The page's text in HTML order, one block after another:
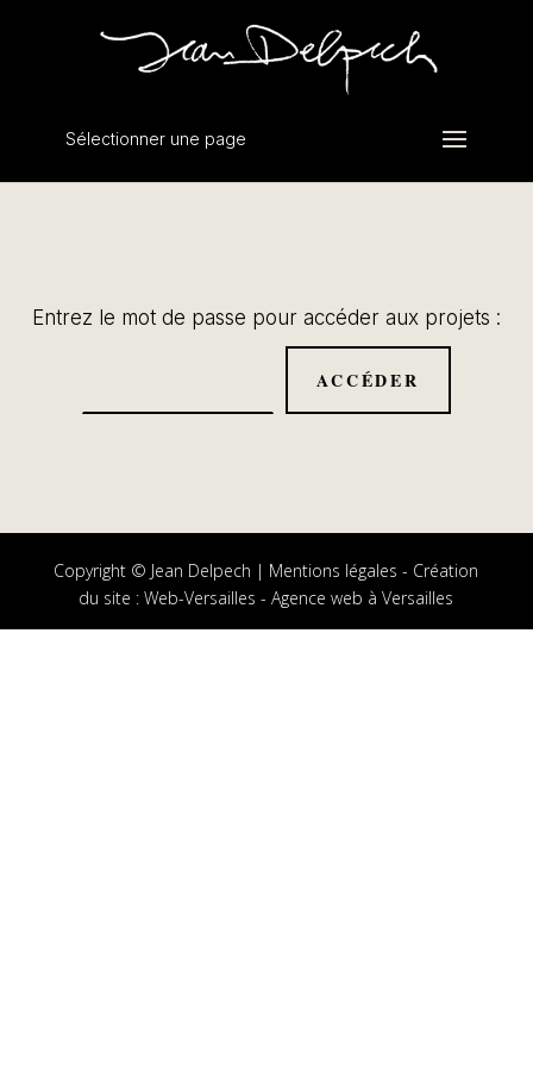
Sélectionner une page
Entrez le mot de passe pour accéder aux projets :
Copyright © Jean Delpech | Mentions légales - Création
du site :Web-Versailles - Agence web à Versailles